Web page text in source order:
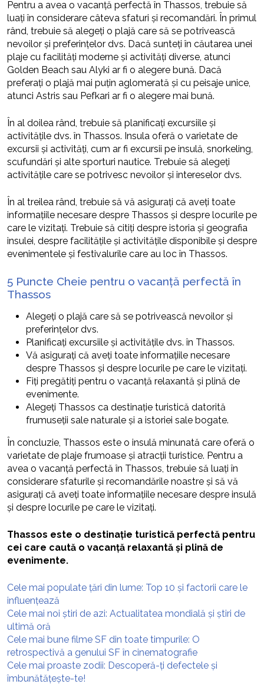
Pentru a avea o vacanță perfectă în Thassos, trebuie să
luați în considerare câteva sfaturi și recomandări. În primul
rând, trebuie să alegeți o plajă care să se potrivească
nevoilor și preferințelor dvs. Dacă sunteți în căutarea unei
plaje cu facilități moderne și activități diverse, atunci
Golden Beach sau Alyki ar fi o alegere bună. Dacă
preferați o plajă mai puțin aglomerată și cu peisaje unice,
atunci Astris sau Pefkari ar fi o alegere mai bună.
În al doilea rând, trebuie să planificați excursiile și
activitățile dvs. în Thassos. Insula oferă o varietate de
excursii și activități, cum ar fi excursii pe insulă, snorkeling,
scufundări și alte sporturi nautice. Trebuie să alegeți
activitățile care se potrivesc nevoilor și intereselor dvs.
În al treilea rând, trebuie să vă asigurați că aveți toate
informațiile necesare despre Thassos și despre locurile pe
care le vizitați. Trebuie să citiți despre istoria și geografia
insulei, despre facilitățile și activitățile disponibile și despre
evenimentele și festivalurile care au loc în Thassos.
5 Puncte Cheie pentru o vacanță perfectă în
Thassos
Alegeți o plajă care să se potrivească nevoilor și
preferințelor dvs.
Planificați excursiile și activitățile dvs. în Thassos.
Vă asigurați că aveți toate informațiile necesare
despre Thassos și despre locurile pe care le vizitați.
Fiți pregătiți pentru o vacanță relaxantă și plină de
evenimente.
Alegeți Thassos ca destinație turistică datorită
frumuseții sale naturale și a istoriei sale bogate.
În concluzie, Thassos este o insulă minunată care oferă o
varietate de plaje frumoase și atracții turistice. Pentru a
avea o vacanță perfectă în Thassos, trebuie să luați în
considerare sfaturile și recomandările noastre și să vă
asigurați că aveți toate informațiile necesare despre insulă
și despre locurile pe care le vizitați.
Thassos este o destinație turistică perfectă pentru
cei care caută o vacanță relaxantă și plină de
evenimente.
Cele mai populate țări din lume: Top 10 și factorii care le
influențează
Cele mai noi știri de azi: Actualitatea mondială și știri de
ultimă oră
Cele mai bune filme SF din toate timpurile: O
retrospectivă a genului SF în cinematografie
Cele mai proaste zodii: Descoperă-ți defectele și
îmbunătățește-te!